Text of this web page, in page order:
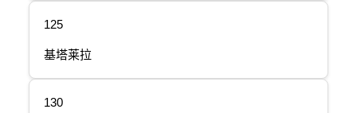
125
基塔莱拉
130